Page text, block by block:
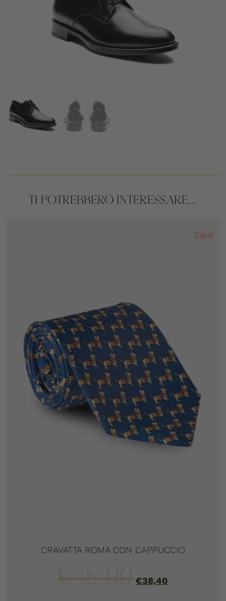
TI POTREBBERO INTERESSARE...
Sale!
CRAVATTA ROMA CON CAPPUCCIO
€48,00 €38,40